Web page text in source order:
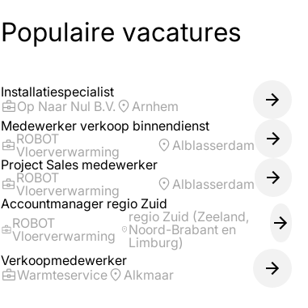
Populaire vacatures
Installatiespecialist
Op Naar Nul B.V.
Arnhem
Medewerker verkoop binnendienst
ROBOT
Vloerverwarming
Alblasserdam
Project Sales medewerker
ROBOT
Vloerverwarming
Alblasserdam
Accountmanager regio Zuid
ROBOT
Vloerverwarming
regio Zuid (Zeeland,
Noord-Brabant en
Limburg)
Verkoopmedewerker
Warmteservice
Alkmaar